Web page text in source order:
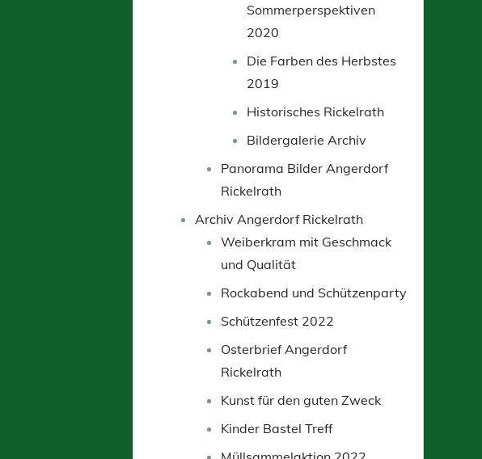
Sommerperspektiven
2020
Die Farben des Herbstes
2019
Historisches Rickelrath
Bildergalerie Archiv
Panorama Bilder Angerdorf
Rickelrath
Archiv Angerdorf Rickelrath
Weiberkram mit Geschmack
und Qualität
Rockabend und Schützenparty
Schützenfest 2022
Osterbrief Angerdorf
Rickelrath
Kunst für den guten Zweck
Kinder Bastel Treff